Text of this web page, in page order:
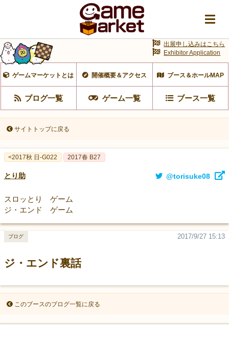
ゲームマーケットとは 開催概要＆アクセス ブース＆ホールMAP
ブログ一覧 ゲーム一覧 ブース一覧
出展申し込みはこちら
Exhibitor Application
サイトトップに戻る
<2017秋 日-G022 2017春 B27
とり助 @torisuke08
スロッとり ゲーム
ジ・エンド ゲーム
ジ・エンド裏話
2017/9/27 15:13
ブログ
このブースのブログ一覧に戻る